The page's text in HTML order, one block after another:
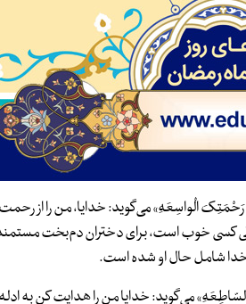
رَحْمَتِکَ الْواسِعَهِ» می‌گوید: خدایا، من را
کسی خوب است، برای دختران دم‌بخت مستمند
خدا شامل حال او شده است.
می‌گوید: خدایا من را هدایت کن به